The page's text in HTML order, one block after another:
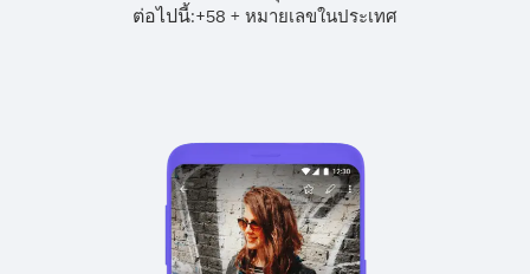
ต่อไปนี้:+58 + หมายเลขในประเทศ